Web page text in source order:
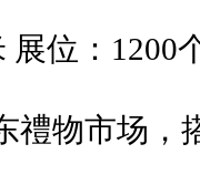
展位：1200
禮物市场，